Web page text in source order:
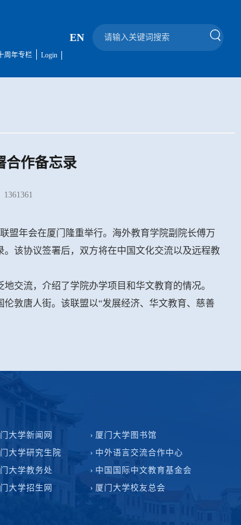
EN
周年专栏 Login
合作备忘录
1361361
盟年会在厦门隆重举行。海外教育学院副院长傅万
该协议签署后，双方将在中国文化交流以及远程教
交流，介绍了学院办学项目和华文教育的情况。
敦唐人街。该联盟以“发展经济、华文教育、慈善
大学新闻网
厦门大学图书馆
大学研究生院
中外语言交流合作中心
大学教务处
中国国际中文教育基金会
大学招生网
厦门大学校友总会